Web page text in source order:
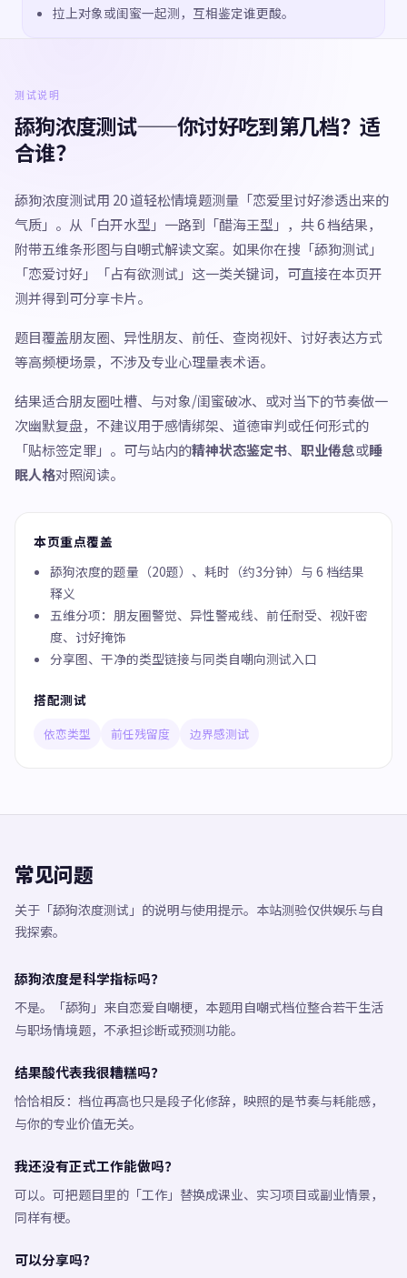
拉上对象或闺蜜一起测，互相鉴定谁更酸。
测试说明
舔狗浓度测试——你讨好吃到第几档？适
合谁？
舔狗浓度测试用 20 道轻松情境题测量「恋爱里讨好渗透出来的
气质」。从「白开水型」一路到「醋海王型」，共 6 档结果，
附带五维条形图与自嘲式解读文案。如果你在搜「舔狗测试」
「恋爱讨好」「占有欲测试」这一类关键词，可直接在本页开
测并得到可分享卡片。
题目覆盖朋友圈、异性朋友、前任、查岗视奸、讨好表达方式
等高频梗场景，不涉及专业心理量表术语。
结果适合朋友圈吐槽、与对象/闺蜜破冰、或对当下的节奏做一
次幽默复盘，不建议用于感情绑架、道德审判或任何形式的
「贴标签定罪」。可与站内的精神状态鉴定书、 职业倦怠或睡
眠人格对照阅读。
本页重点覆盖
舔狗浓度的题量（20题）、耗时（约3分钟）与 6 档结果
释义
五维分项：朋友圈警觉、异性警戒线、前任耐受、视奸密
度、讨好掩饰
分享图、干净的类型链接与同类自嘲向测试入口
搭配测试
依恋类型 前任残留度 边界感测试
常见问题
关于「舔狗浓度测试」的说明与使用提示。本站测验仅供娱乐与自
我探索。
舔狗浓度是科学指标吗？
不是。「舔狗」来自恋爱自嘲梗，本题用自嘲式档位整合若干生活
与职场情境题，不承担诊断或预测功能。
结果酸代表我很糟糕吗？
恰恰相反：档位再高也只是段子化修辞，映照的是节奏与耗能感，
与你的专业价值无关。
我还没有正式工作能做吗？
可以。可把题目里的「工作」替换成课业、实习项目或副业情景，
同样有梗。
可以分享吗？